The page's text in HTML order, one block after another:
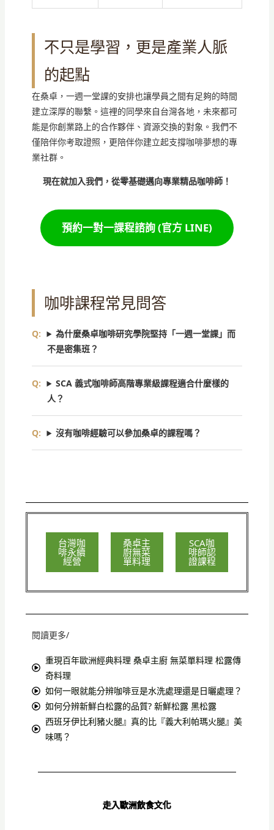
不只是學習，更是產業人脈
的起點
在桑卓，一週一堂課的安排也讓學員之間有足夠的時間
建立深厚的聯繫。這裡的同學來自台灣各地，未來都可
能是你創業路上的合作夥伴、資源交換的對象。我們不
僅陪伴你考取證照，更陪伴你建立起支撐咖啡夢想的專
業社群。
現在就加入我們，從零基礎邁向專業精品咖啡師！
預約一對一課程諮詢 (官方 LINE)
咖啡課程常見問答
為什麼桑卓咖啡研究學院堅持「一週一堂課」而
不是密集班？
SCA 義式咖啡師高階專業級課程適合什麼樣的
人？
沒有咖啡經驗可以參加桑卓的課程嗎？
台灣咖
啡永續
經營
桑卓主
廚無菜
單料理
SCA咖
啡師認
證課程
閱讀更多/
重現百年歐洲經典料理 桑卓主廚 無菜單料理 松露傳
奇料理
如何一眼就能分辨咖啡豆是水洗處理還是日曬處理？
如何分辨新鮮白松露的品質? 新鮮松露 黑松露
西班牙伊比利豬火腿』真的比『義大利帕瑪火腿』美
味嗎？
走入歐洲飲食文化